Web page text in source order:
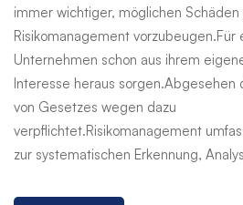
immer wichtiger, möglichen
Risikomanagement
Unternehmen schon aus ihrem
Interesse heraus sorgen.Abgesehen
von Gesetzes wegen dazu
verpflichtet.Risikomanagement
zur systematischen Erkennung,